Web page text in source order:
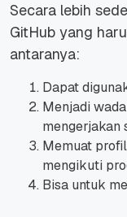
Secara lebih
GitHub yang
antaranya:
Dapat
Menjadi
mengerjakan
Memuat
mengikuti
Bisa untuk